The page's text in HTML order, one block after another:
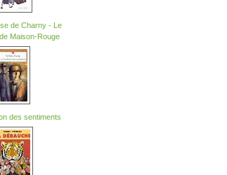
de Charny - Le
Maison-Rouge
des sentiments